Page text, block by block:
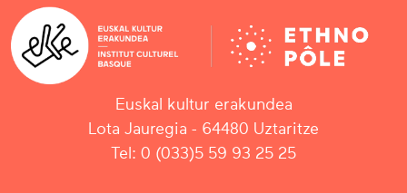
Euskal kultur erakundea
Lota Jauregia - 64480 Uztaritze
Tel: 0 (033)5 59 93 25 25